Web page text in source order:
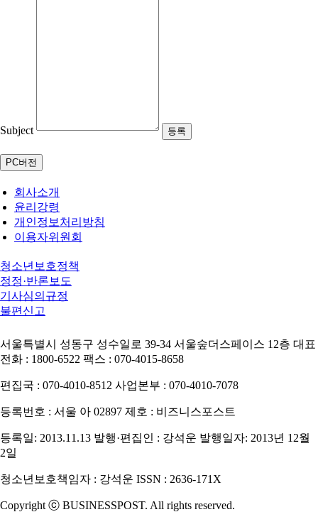
Subject
PC버전
회사소개
윤리강령
개인정보처리방침
이용자위원회
청소년보호정책
정정·반론보도
기사심의규정
불편신고
서울특별시 성동구 성수일로 39-34 서울숲더스페이스 12층 대표
전화 : 1800-6522 팩스 : 070-4015-8658
편집국 : 070-4010-8512 사업본부 : 070-4010-7078
등록번호 : 서울 아 02897 제호 : 비즈니스포스트
등록일: 2013.11.13 발행·편집인 : 강석운 발행일자: 2013년 12월
2일
청소년보호책임자 : 강석운 ISSN : 2636-171X
Copyright ⓒ BUSINESSPOST. All rights reserved.